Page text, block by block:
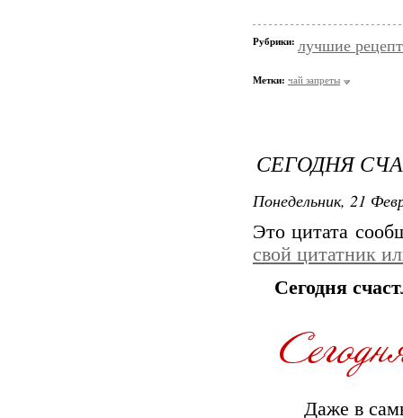
Рубрики: лучшие
Метки: чай запреты
СЕГОДНЯ
Понедельник, 21
Это цитата
свой цитатник
Сегодня
Даже в